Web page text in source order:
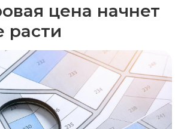
цена начнет
расти